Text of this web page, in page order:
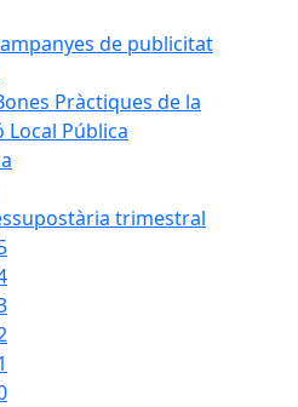
de publicitat
Pràctiques de la
Local Pública
trimestral